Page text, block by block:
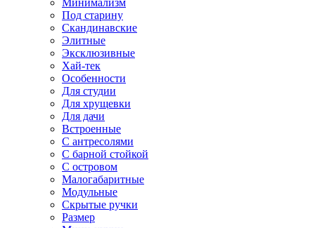
Минимализм
Под старину
Скандинавские
Элитные
Эксклюзивные
Хай-тек
Особенности
Для студии
Для хрущевки
Для дачи
Встроенные
С антресолями
С барной стойкой
С островом
Малогабаритные
Модульные
Скрытые ручки
Размер